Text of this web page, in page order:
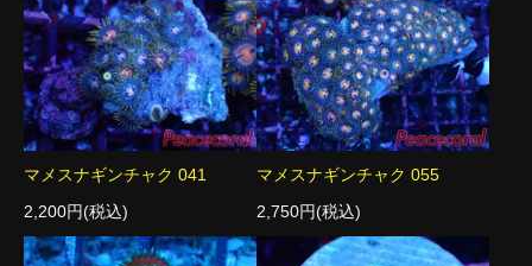
マメスナギンチャク 041
2,200円(税込)
マメスナギンチャク 055
2,750円(税込)